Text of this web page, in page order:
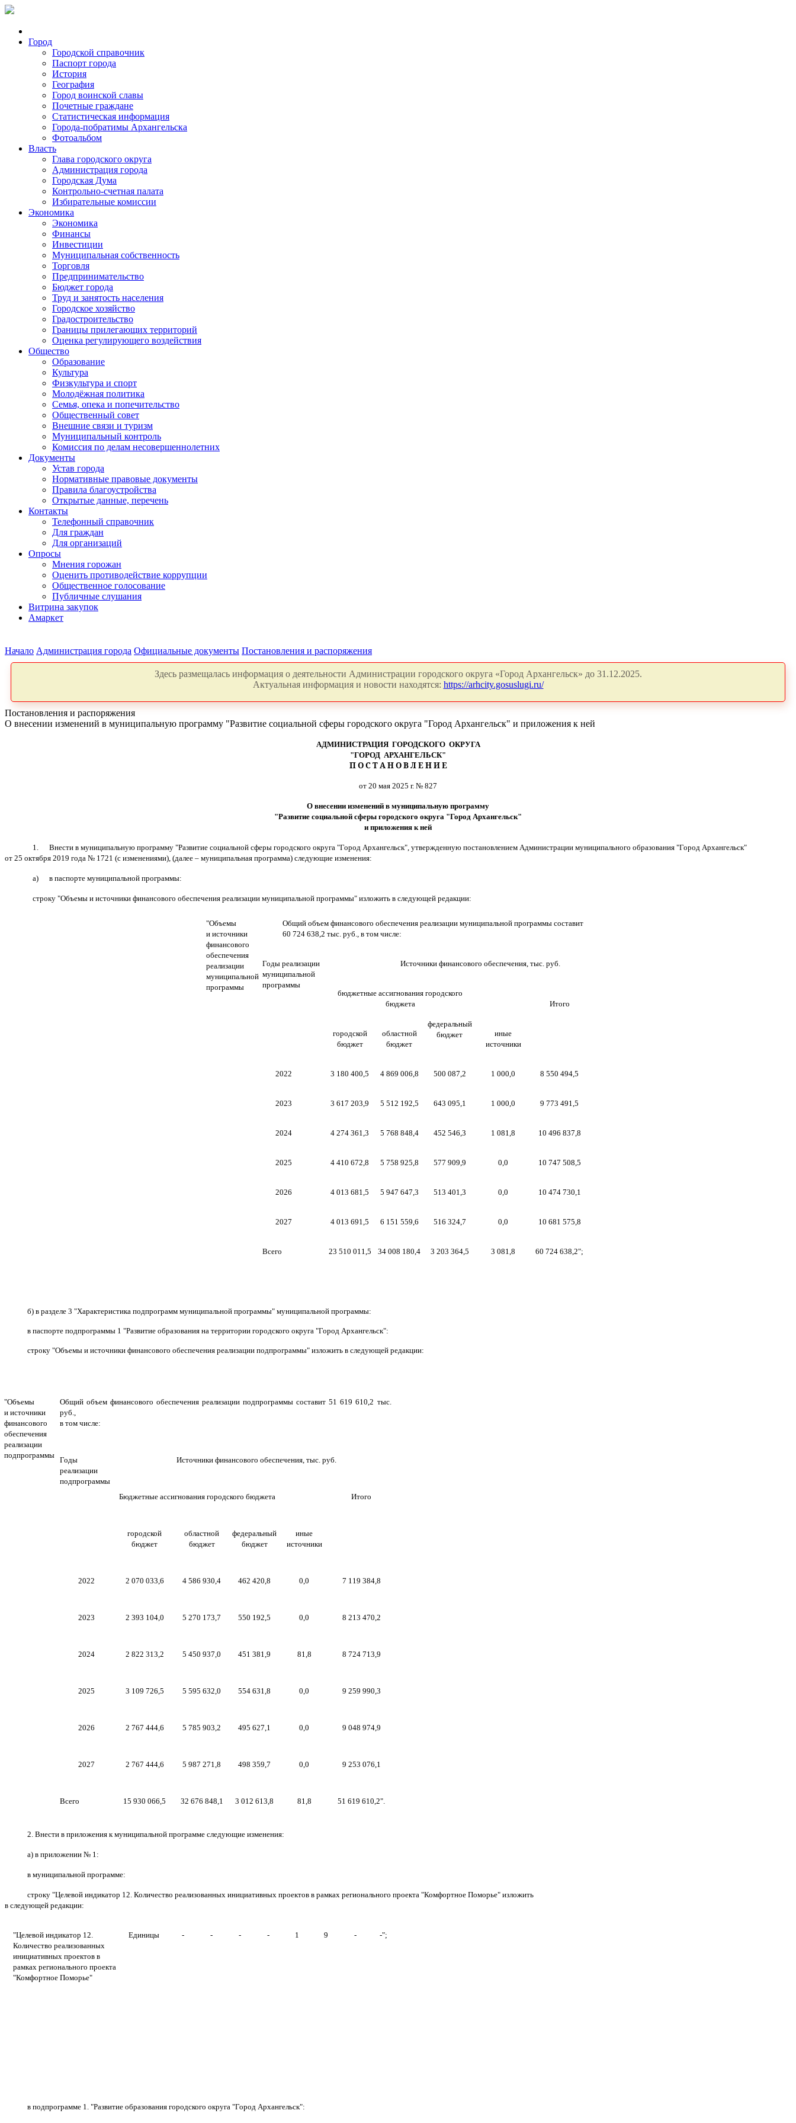
Город
Городской справочник
Паспорт города
История
География
Город воинской славы
Почетные граждане
Статистическая информация
Города-побратимы Архангельска
Фотоальбом
Власть
Глава городского округа
Администрация города
Городская Дума
Контрольно-счетная палата
Избирательные комиссии
Экономика
Экономика
Финансы
Инвестиции
Муниципальная собственность
Торговля
Предпринимательство
Бюджет города
Труд и занятость населения
Городское хозяйство
Градостроительство
Границы прилегающих территорий
Оценка регулирующего воздействия
Общество
Образование
Культура
Физкультура и спорт
Молодёжная политика
Семья, опека и попечительство
Общественный совет
Внешние связи и туризм
Муниципальный контроль
Комиссия по делам несовершеннолетних
Документы
Устав города
Нормативные правовые документы
Правила благоустройства
Открытые данные, перечень
Контакты
Телефонный справочник
Для граждан
Для организаций
Опросы
Мнения горожан
Оценить противодействие коррупции
Общественное голосование
Публичные слушания
Витрина закупок
Амаркет
Начало Администрация города Официальные документы Постановления и распоряжения
Здесь размещалась информация о деятельности Администрации городского округа «Город Архангельск» до 31.12.2025.
Актуальная информация и новости находятся: https://arhcity.gosuslugi.ru/
Постановления и распоряжения
О внесении изменений в муниципальную программу "Развитие социальной сферы городского округа "Город Архангельск" и приложения к ней
АДМИНИСТРАЦИЯ ГОРОДСКОГО ОКРУГА
"ГОРОД АРХАНГЕЛЬСК"
П О С Т А Н О В Л Е Н И Е
от 20 мая 2025 г. № 827
О внесении изменений в муниципальную программу
"Развитие социальной сферы городского округа "Город Архангельск"
и приложения к ней
1.Внести в муниципальную программу "Развитие социальной сферы городского округа "Город Архангельск", утвержденную постановлением Администрации муниципального образования "Город Архангельск"
от 25 октября 2019 года № 1721 (с изменениями), (далее – муниципальная программа) следующие изменения:
а) в паспорте муниципальной программы:
строку "Объемы и источники финансового обеспечения реализации муниципальной программы" изложить в следующей редакции:
"Объемы
и источники
финансового
обеспечения
реализации
муниципальной
программы
Общий объем финансового обеспечения реализации муниципальной программы составит
60 724 638,2 тыс. руб., в том числе:
Годы реализации
муниципальной
программы
Источники финансового обеспечения, тыс. руб.
бюджетные ассигнования городского
бюджета
Итого
городской
бюджет
областной
бюджет
федеральный
бюджет
иные
источники
2022 3 180 400,5 4 869 006,8 500 087,2 1 000,0 8 550 494,5
2023 3 617 203,9 5 512 192,5 643 095,1 1 000,0 9 773 491,5
2024 4 274 361,3 5 768 848,4 452 546,3 1 081,8 10 496 837,8
2025 4 410 672,8 5 758 925,8 577 909,9 0,0 10 747 508,5
2026 4 013 681,5 5 947 647,3 513 401,3 0,0 10 474 730,1
2027 4 013 691,5 6 151 559,6 516 324,7 0,0 10 681 575,8
Всего 23 510 011,5 34 008 180,4 3 203 364,5 3 081,8 60 724 638,2";
б) в разделе 3 "Характеристика подпрограмм муниципальной программы" муниципальной программы:
в паспорте подпрограммы 1 "Развитие образования на территории городского округа "Город Архангельск":
строку "Объемы и источники финансового обеспечения реализации подпрограммы" изложить в следующей редакции:
"Объемы
и источники
финансового
обеспечения
реализации
подпрограммы
Общий объем финансового обеспечения реализации подпрограммы составит 51 619 610,2 тыс.
руб.,
в том числе:
Годы
реализации
подпрограммы
Источники финансового обеспечения, тыс. руб.
Бюджетные ассигнования городского бюджета Итого
городской
бюджет
областной
бюджет
федеральный
бюджет
иные
источники
2022 2 070 033,6 4 586 930,4 462 420,8 0,0 7 119 384,8
2023 2 393 104,0 5 270 173,7 550 192,5 0,0 8 213 470,2
2024 2 822 313,2 5450937,0 451 381,9 81,8 8 724 713,9
2025 3 109 726,5 5 595 632,0 554 631,8 0,0 9 259 990,3
2026 2 767 444,6 5 785 903,2 495 627,1 0,0 9 048 974,9
2027 2 767 444,6 5 987 271,8 498 359,7 0,0 9 253 076,1
Всего 15 930 066,5 32 676 848,1 3 012 613,8 81,8 51 619 610,2".
2. Внести в приложения к муниципальной программе следующие изменения:
а) в приложении № 1:
в муниципальной программе:
строку "Целевой индикатор 12. Количество реализованных инициативных проектов в рамках регионального проекта "Комфортное Поморье" изложить
в следующей редакции:
"Целевой индикатор 12.
Количество реализованных
инициативных проектов в
рамках регионального проекта
"Комфортное Поморье"
Единицы - - - - 1 9 - -";
в подпрограмме 1. "Развитие образования городского округа "Город Архангельск":